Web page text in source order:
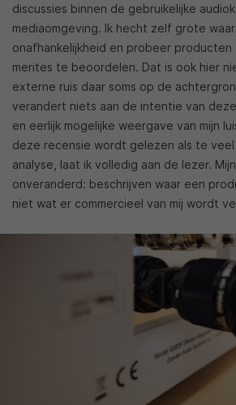
discussies binnen de gebruikelijke
mediaomgeving. Ik hecht zelf grote
onafhankelijkheid en probeer producten
merites te beoordelen. Dat is ook hier
externe ruis daar soms op de
verandert niets aan de intentie van
en eerlijk mogelijke weergave van mijn
deze recensie wordt gelezen als te
analyse, laat ik volledig aan de lezer.
onveranderd: beschrijven waar een
niet wat er commercieel van mij wordt